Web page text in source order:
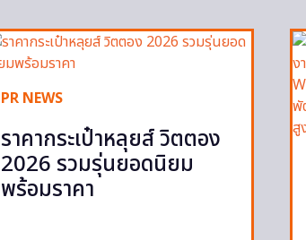
PR NEWS
ราคากระเป๋าหลุยส์ วิตตอง
2026 รวมรุ่นยอดนิยม
พร้อมราคา